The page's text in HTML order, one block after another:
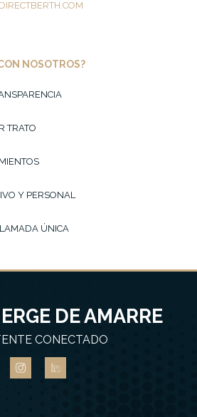
NOSOTROS?
TRATO
Y PERSONAL
ÚNICA
DE AMARRE
CONECTADO